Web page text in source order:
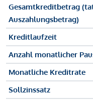
Gesamtkreditbetrag
Auszahlungsbetrag)
Kreditlaufzeit
Anzahl monatlicher
Monatliche Kreditrate
Sollzinssatz